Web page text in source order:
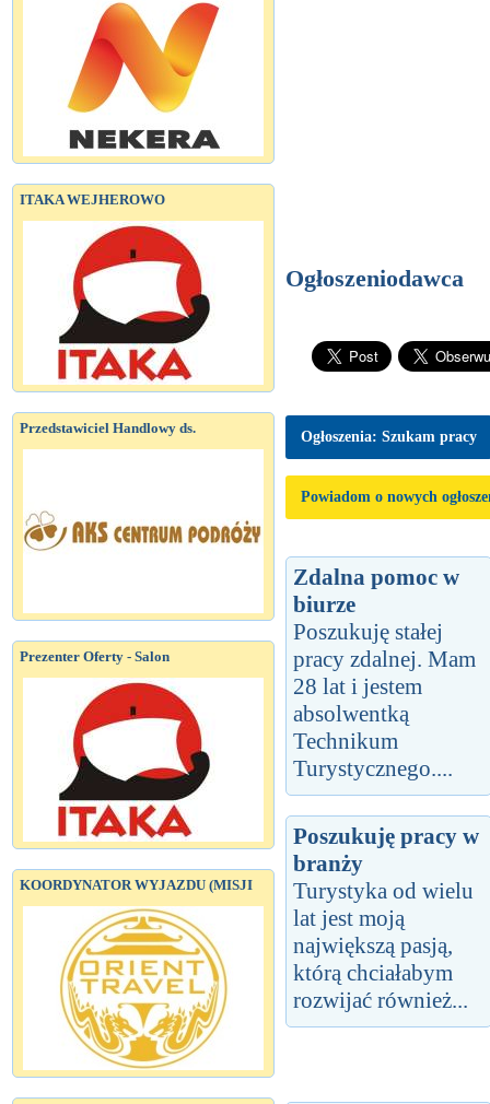
ITAKA WEJHEROWO
Przedstawiciel Handlowy ds.
Prezenter Oferty - Salon
KOORDYNATOR WYJAZDU (MISJI
Ogłoszeniodawca
Ogłoszenia: Szukam pracy
Powiadom o nowych
Zdalna pomoc w
biurze
Poszukuję stałej
pracy zdalnej. Mam
28 lat i jestem
absolwentką
Technikum
Turystycznego....
Poszukuję pracy w
branży
Turystyka od wielu
lat jest moją
największą pasją,
którą chciałabym
rozwijać również...